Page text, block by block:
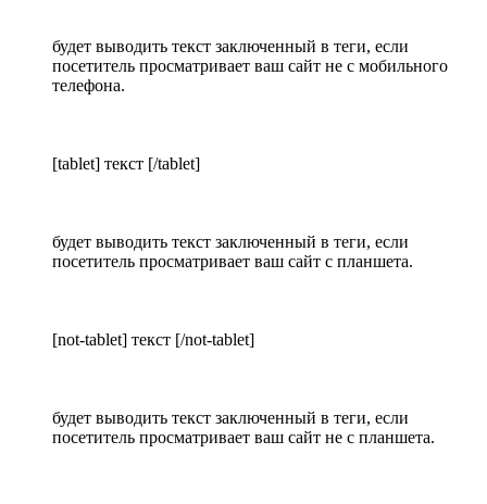
будет выводить текст заключенный в теги, если
посетитель просматривает ваш сайт не с мобильного
телефона.
[tablet] текст [/tablet]
будет выводить текст заключенный в теги, если
посетитель просматривает ваш сайт с планшета.
[not-tablet] текст [/not-tablet]
будет выводить текст заключенный в теги, если
посетитель просматривает ваш сайт не с планшета.